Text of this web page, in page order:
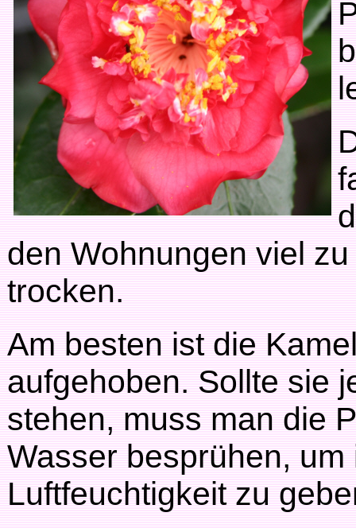
den Wohnungen viel
trocken.
Am besten ist die
aufgehoben. Sollte sie
stehen, muss man die
Wasser besprühen,
Luftfeuchtigkeit zu